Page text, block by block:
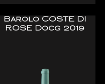
Barolo COSTE DI
ROSE Docg 2019